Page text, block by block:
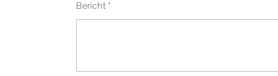
Bericht *